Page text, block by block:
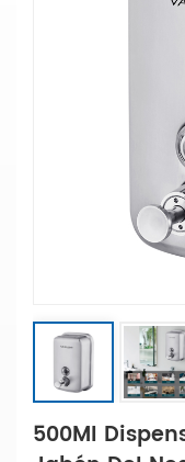
500Ml